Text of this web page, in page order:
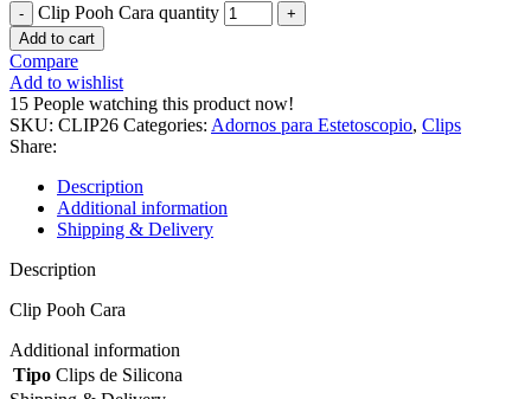
Clip Pooh Cara quantity
Add to cart
Compare
Add to wishlist
15 People watching this product now!
SKU: CLIP26 Categories: Adornos para Estetoscopio, Clips
Share:
Description
Additional information
Shipping & Delivery
Description
Clip Pooh Cara
Additional information
Tipo Clips de Silicona